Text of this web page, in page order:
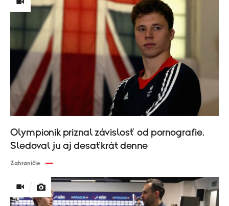
Olympionik priznal závislosť od pornografie.
Sledoval ju aj desaťkrát denne
Zahraničie